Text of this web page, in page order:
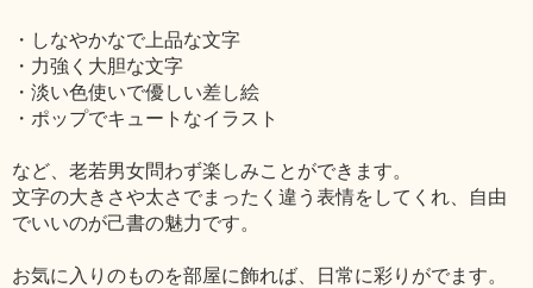
・しなやかなで上品な文字
・力強く大胆な文字
・淡い色使いで優しい差し絵
・ポップでキュートなイラスト
など、老若男女問わず楽しみことができます。
文字の大きさや太さでまったく違う表情をしてくれ、自由
でいいのが己書の魅力です。
お気に入りのものを部屋に飾れば、日常に彩りがでます。